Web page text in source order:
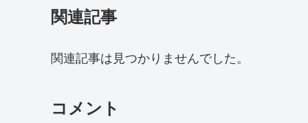
関連記事
関連記事は見つかりませんでした。
コメント